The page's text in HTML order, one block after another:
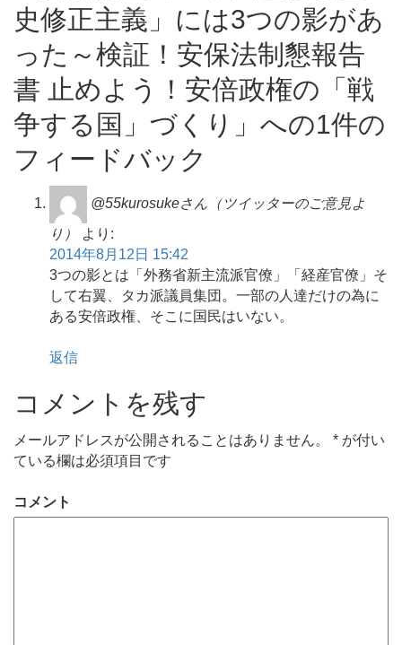
史修正主義」には3つの影があ
った～検証！安保法制懇報告
書 止めよう！安倍政権の「戦
争する国」づくり」への1件の
フィードバック
@55kurosukeさん（ツイッターのご意見よ
り）
より:
2014年8月12日 15:42
3つの影とは「外務省新主流派官僚」「経産官僚」そ
して右翼、タカ派議員集団。一部の人達だけの為に
ある安倍政権、そこに国民はいない。
返信
コメントを残す
メールアドレスが公開されることはありません。 * が付い
ている欄は必須項目です
コメント